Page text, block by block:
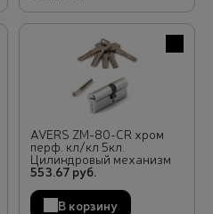
В
AVERS ZM-80-CR хром
перф. кл/кл 5кл.
Цилиндровый механизм
553.67 руб.
В корзину